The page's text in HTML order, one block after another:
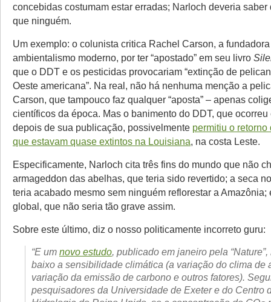
concebidas costumam estar erradas; Narloch deveria saber
que ninguém.
Um exemplo: o colunista critica Rachel Carson, a
ambientalismo moderno, por ter “apostado” em seu livro
que o DDT e os pesticidas provocariam “extinção de
Oeste americana”. Na real, não há nenhuma menção a
Carson, que tampouco faz qualquer “aposta” – apenas
científicos da época. Mas o banimento do DDT, que
depois de sua publicação, possivelmente permitiu o
que estavam quase extintos na Louisiana, na costa Leste.
Especificamente, Narloch cita três fins do mundo que não
armageddon das abelhas, que teria sido revertido; a seca
teria acabado mesmo sem ninguém reflorestar a Amazônia;
global, que não seria tão grave assim.
Sobre este último, diz o nosso politicamente incorreto guru:
“E um novo estudo, publicado em janeiro pela
baixo a sensibilidade climática (a variação do clima de
variação da emissão de carbono e outros fatores).
pesquisadores da Universidade de Exeter e do Centro